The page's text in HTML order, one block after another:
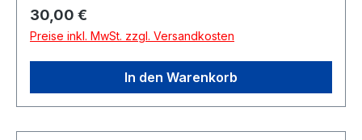
Regulärer Preis:
30,00 €
Preise inkl. MwSt. zzgl. Versandkosten
In den Warenkorb